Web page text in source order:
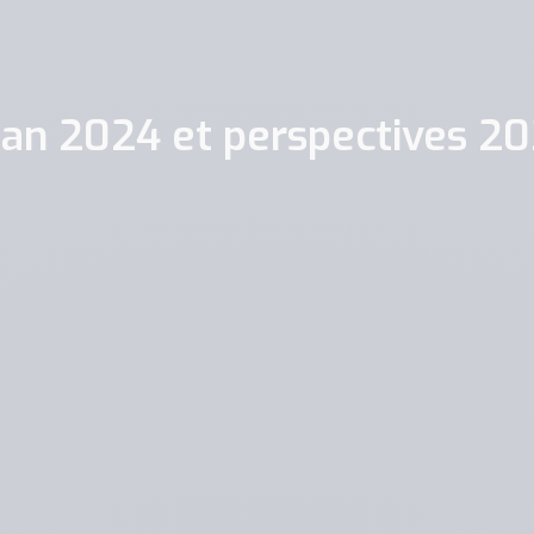
2024 et perspectives